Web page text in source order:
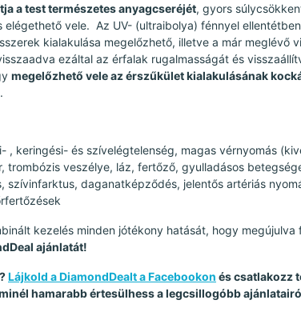
a test természetes anyagcseréjét, gyors
vele. Az UV- (ultraibolya) fénnyel
kialakulása megelőzhető, illetve a már meglévő
ezáltal az érfalak rugalmasságát és
megelőzhető vele az érszűkület kialakulásának
, keringési- és szívelégtelenség, magas vérnyomás
trombózis veszélye, láz, fertőző, gyulladásos
szívinfarktus, daganatképződés, jelentős artériás
kezelés minden jótékony hatását, hogy
ajánlatát!
Lájkold a DiamondDealt a Facebookon és csatlakozz
hamarabb értesülhess a legcsillogóbb